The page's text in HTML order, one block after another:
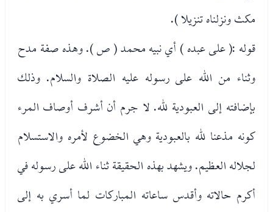
مكث ونزلناه تنزيلا ).
قوله :( على عبده ) أي نبيه محمد ( ص ). وهذه صفة مدح
وثناء من الله على رسوله عليه الصلاة والسلام. وذلك
بإضافته إلى العبودية لله. لا جرم أن أشرف أوصاف المرء
كونه مذعنا لله بالعبودية وهي الخضوع لأمره والاستسلام
لجلاله العظيم. ويشهد بهذه الحقيقة ثناء الله على رسوله في
أكرم حالاته وأقدس ساعاته المباركات لما أسري به إلى